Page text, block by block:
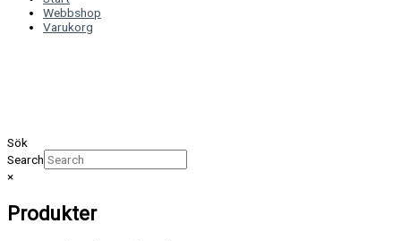
Webbshop
Varukorg
Sök
Search
×
Produkter